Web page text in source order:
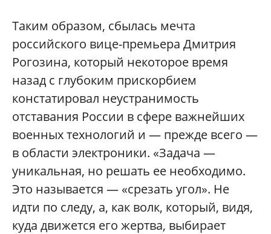
Таким образом, сбылась мечта
российского вице-премьера Дмитрия
Рогозина, который некоторое время
назад с глубоким прискорбием
констатировал неустранимость
отставания России в сфере важнейших
военных технологий и — прежде всего —
в области электроники. «Задача —
уникальная, но решать ее необходимо.
Это называется — «срезать угол». Не
идти по следу, а, как волк, который, видя,
куда движется его жертва, выбирает